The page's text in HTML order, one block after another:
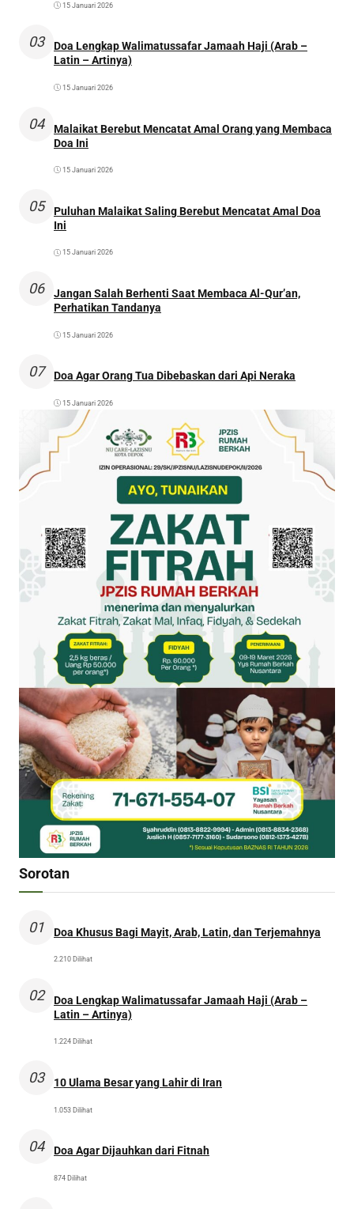
15 Januari 2026
03
Doa Lengkap Walimatussafar Jamaah Haji (Arab –
Latin – Artinya)
15 Januari 2026
04
Malaikat Berebut Mencatat Amal Orang yang Membaca
Doa Ini
15 Januari 2026
05
Puluhan Malaikat Saling Berebut Mencatat Amal Doa
Ini
15 Januari 2026
06
Jangan Salah Berhenti Saat Membaca Al-Qur’an,
Perhatikan Tandanya
15 Januari 2026
07 Doa Agar Orang Tua Dibebaskan dari Api Neraka
15 Januari 2026
Sorotan
01 Doa Khusus Bagi Mayit, Arab, Latin, dan Terjemahnya
2.210 Dilihat
02
Doa Lengkap Walimatussafar Jamaah Haji (Arab –
Latin – Artinya)
1.224 Dilihat
03 10 Ulama Besar yang Lahir di Iran
1.053 Dilihat
04 Doa Agar Dijauhkan dari Fitnah
874 Dilihat